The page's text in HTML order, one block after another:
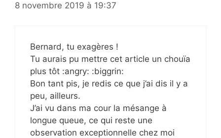
8 novembre 2019 à 19:37
Bernard, tu exagères !
Tu aurais pu mettre cet article un chouïa
plus tôt :angry: :biggrin:
Bon tant pis, je redis ce que j’ai dis il y a
peu, ailleurs.
J’ai vu dans ma cour la mésange à
longue queue, ce qui reste une
observation exceptionnelle chez moi